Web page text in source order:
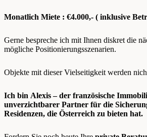
Monatlich Miete : €4.000,- ( inklusive
Gerne bespreche ich mit Ihnen diskret die
mögliche Positionierungsszenarien.
Objekte mit dieser Vielseitigkeit werden
Ich bin Alexis – der französische
unverzichtbarer Partner für die
Residenzen, die Österreich zu bieten hat.